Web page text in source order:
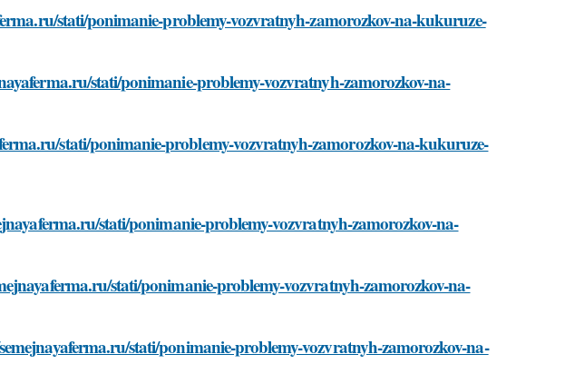
stati/ponimanie-problemy-vozvratnyh-zamorozkov-na-kukuruze-
stati/ponimanie-problemy-vozvratnyh-zamorozkov-na-
stati/ponimanie-problemy-vozvratnyh-zamorozkov-na-kukuruze-
stati/ponimanie-problemy-vozvratnyh-zamorozkov-na-
stati/ponimanie-problemy-vozvratnyh-zamorozkov-na-
stati/ponimanie-problemy-vozvratnyh-zamorozkov-na-